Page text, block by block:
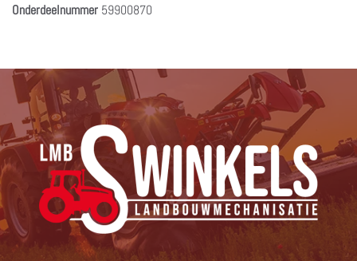
Onderdeelnummer 59900870